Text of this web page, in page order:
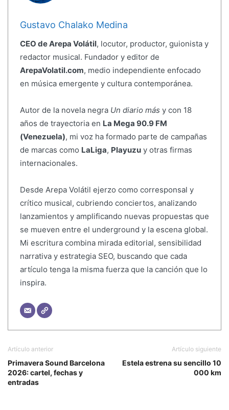
Gustavo Chalako Medina
CEO de Arepa Volátil, locutor, productor, guionista y
redactor musical. Fundador y editor de
ArepaVolatil.com, medio independiente enfocado
en música emergente y cultura contemporánea.
Autor de la novela negra Un diario más y con 18
años de trayectoria en La Mega 90.9 FM
(Venezuela), mi voz ha formado parte de campañas
de marcas como LaLiga, Playuzuy otras firmas
internacionales.
Desde Arepa Volátil ejerzo como corresponsal y
crítico musical, cubriendo conciertos, analizando
lanzamientos y amplificando nuevas propuestas que
se mueven entre el underground y la escena global.
Mi escritura combina mirada editorial, sensibilidad
narrativa y estrategia SEO, buscando que cada
artículo tenga la misma fuerza que la canción que lo
inspira.
Artículo anterior
Primavera Sound Barcelona
2026: cartel, fechas y
entradas
Artículo siguiente
Estela estrena su sencillo 10
000 km